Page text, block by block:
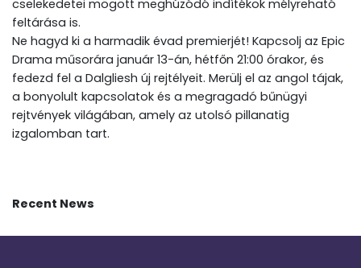
cselekedetei mögött meghúzódó indítékok mélyreható
feltárása is.
Ne hagyd ki a harmadik évad premierjét! Kapcsolj az Epic
Drama műsorára január 13-án, hétfőn 21:00 órakor, és
fedezd fel a Dalgliesh új rejtélyeit. Merülj el az angol tájak,
a bonyolult kapcsolatok és a megragadó bűnügyi
rejtvények világában, amely az utolsó pillanatig
izgalomban tart.
Recent News